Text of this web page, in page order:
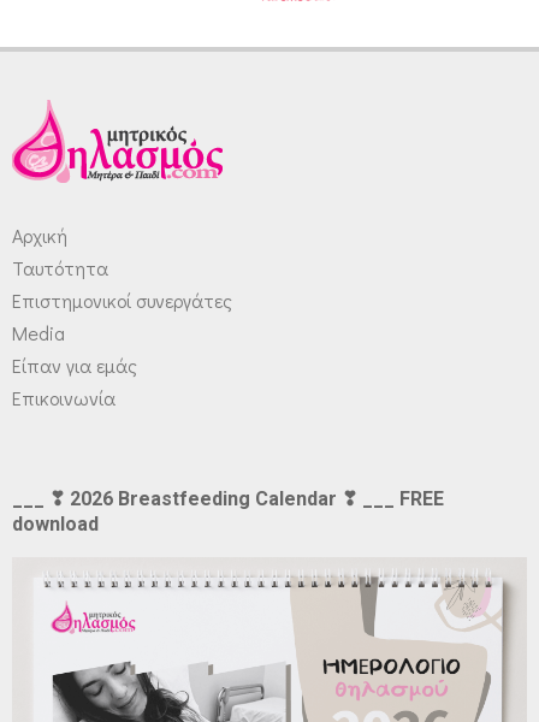
Αρχική
Ταυτότητα
Επιστημονικοί συνεργάτες
Media
Είπαν για εμάς
Επικοινωνία
___ ❣ 2026 Breastfeeding Calendar ❣ ___ FREE
download